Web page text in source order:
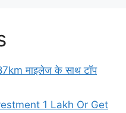
माइलेज के साथ टॉप
1 Lakh Or Get